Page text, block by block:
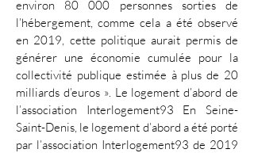
environ 80 000 personnes sorties de
l’hébergement, comme cela a été observé
en 2019, cette politique aurait permis de
générer une économie cumulée pour la
collectivité publique estimée à plus de 20
milliards d’euros ». Le logement d’abord de
l’association Interlogement93 En Seine-
Saint-Denis, le logement d’abord a été porté
par l’association Interlogement93 de 2019